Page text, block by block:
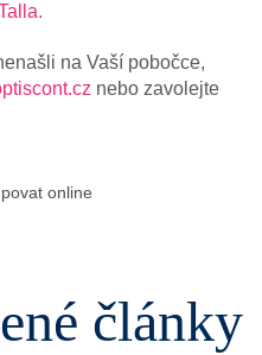
na Vaší pobočce,
nebo zavolejte
online
články